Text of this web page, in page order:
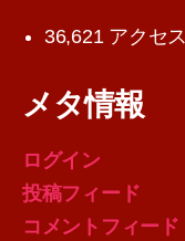
36,621 アクセス
メタ情報
ログイン
投稿フィード
コメントフィード